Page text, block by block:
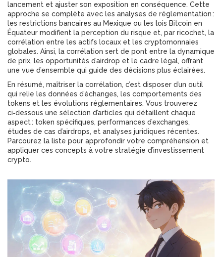
lancement et ajuster son exposition en conséquence. Cette
approche se complète avec les analyses de réglementation :
les restrictions bancaires au Mexique ou les lois Bitcoin en
Équateur modifient la perception du risque et, par ricochet, la
corrélation entre les actifs locaux et les cryptomonnaies
globales. Ainsi, la corrélation sert de pont entre la dynamique
de prix, les opportunités d’airdrop et le cadre légal, offrant
une vue d’ensemble qui guide des décisions plus éclairées.
En résumé, maîtriser la corrélation, c’est disposer d’un outil
qui relie les données d’échanges, les comportements des
tokens et les évolutions réglementaires. Vous trouverez
ci‑dessous une sélection d’articles qui détaillent chaque
aspect : token spécifiques, performances d’exchanges,
études de cas d’airdrops, et analyses juridiques récentes.
Parcourez la liste pour approfondir votre compréhension et
appliquer ces concepts à votre stratégie d’investissement
crypto.